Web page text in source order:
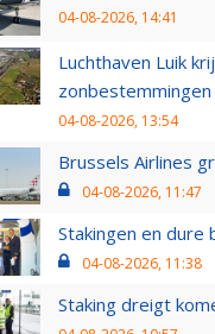
04-08-2026, 14:41
Luchthaven Luik
zonbestemmingen
04-08-2026, 13:54
Brussels Airlines
04-08-2026, 11:47
Stakingen en dure
04-08-2026, 11:38
Staking dreigt